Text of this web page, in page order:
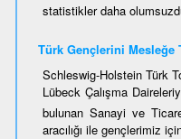
statistikler daha
Türk Gençlerini Mesleğe
Schleswig-Holstein Türk
Lübeck Çalışma
bulunan Sanayi ve
aracılığı ile gençlerimiz